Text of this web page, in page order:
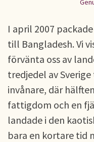
I april 2007
till Bangladesh. Vi
förvänta oss av
tredjedel av
invånare, där
fattigdom och en
landade i den
bara en kortare tid